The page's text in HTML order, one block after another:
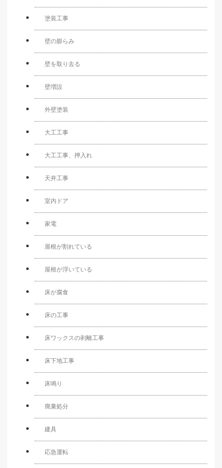
塗装工事
壁の膨らみ
壁を取り去る
壁増設
外壁塗装
大工工事
大工工事、押入れ
天井工事
室内ドア
家電
屋根が割れている
屋根が浮いている
床が腐食
床の工事
床ワックスの剥離工事
床下地工事
床鳴り
廃棄処分
建具
応急運転